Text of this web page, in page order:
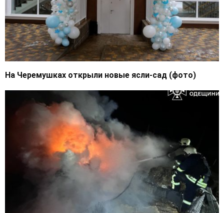
На Черемушках открыли новые ясли-сад (фото)